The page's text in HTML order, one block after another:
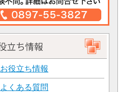
お役立ち情報
よくある質問